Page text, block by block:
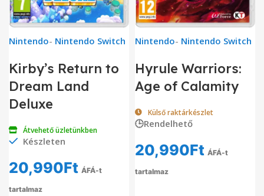
Nintendo- Nintendo Switch
Kirby’s Return to
Dream Land
Deluxe
Átvehető üzletünkben
Készleten
20,990Ft ÁFÁ-t
tartalmaz
Nintendo- Nintendo Switch
Hyrule Warriors:
Age of Calamity
Külső raktárkészlet
🕒Rendelhető
20,990Ft ÁFÁ-t
tartalmaz